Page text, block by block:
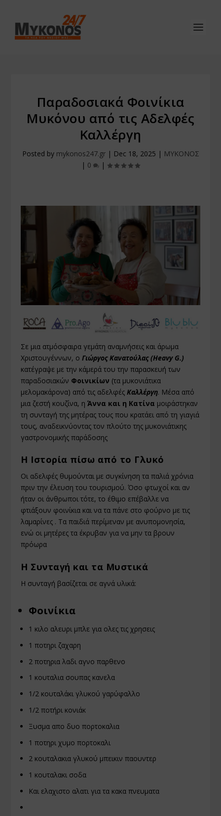
Παραδοσιακά Φοινίκια
Μυκόνου από τις Αδελφές
Καλλέργη
Posted by mykonos247.gr| Dec 18, 2025 | ΜΥΚΟΝΟΣ
| 0 |
Σε μια ατμόσφαιρα γεμάτη αναμνήσεις και άρωμα
Χριστουγέννων, οΓιώργος Κανατούλας (Heavy G.)
κατέγραψε με την κάμερά του την παρασκευή των
παραδοσιακών Φοινικίων (τα μυκονιάτικα
μελομακάρονα) από τις αδελφέςΚαλλέργη. Μέσα από
μια ζεστή κουζίνα, ηΆννα και η Κατίνα μοιράστηκαν
τη συνταγή της μητέρας τους που κρατάει από τη γιαγιά
τους, αναδεικνύοντας τον πλούτο της μυκονιάτικης
γαστρονομικής παράδοσης
Η Ιστορία πίσω από το Γλυκό
Οι αδελφές θυμούνται με συγκίνηση τα παλιά χρόνια
πριν την έλευση του τουρισμού. Όσο φτωχοί και αν
ήταν οι άνθρωποι τότε, το έθιμο επέβαλλε να
φτιάξουν φοινίκια και να τα πάνε στο φούρνο με τις
λαμαρίνες . Τα παιδιά περίμεναν με ανυπομονησία,
ενώ οι μητέρες τα έκρυβαν για να μην τα βρουν
πρόωρα
Η Συνταγή και τα Μυστικά
Η συνταγή βασίζεται σε αγνά υλικά:
Φοινίκια
1 κιλο αλευρι μπλε για ολες τις χρησεις
1 ποτηρι ζαχαρη
2 ποτηρια λαδι αγνο παρθενο
1 κουταλια σουπας κανελα
1/2 κουταλάκι γλυκού γαρύφαλλο
1/2 ποτήρι κονιάκ
Ξυσμα απο δυο πορτοκαλια
1 ποτηρι χυμο πορτοκαλι
2 κουταλακια γλυκού μπεικιν παουντερ
1 κουταλακι σοδα
Και ελαχιστο αλατι για τα κακα πνευματα